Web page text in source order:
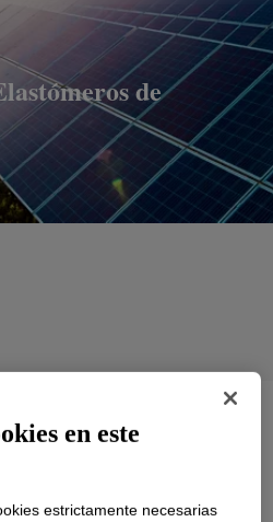
de
más
más
en este
estrictamente necesarias